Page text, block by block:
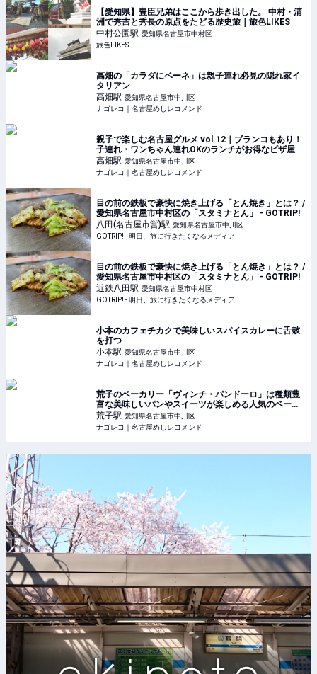
【愛知県】豊臣兄弟はここから歩き出した。 中村・清
洲で秀吉と秀長の原点をたどる歴史旅｜旅色LIKES
中村公園駅 愛知県名古屋市中村区
旅色LIKES
高畑の「カラダにベーネ」は親子連れ必見の隠れ家イ
タリアン
高畑駅 愛知県名古屋市中川区
ナゴレコ｜名古屋めしレコメンド
親子で楽しむ名古屋グルメ vol.12｜ブランコもあり！
子連れ・ワンちゃん連れOKのランチがお得なピザ屋
高畑駅 愛知県名古屋市中川区
ナゴレコ｜名古屋めしレコメンド
目の前の鉄板で豪快に焼き上げる「とん焼き」とは？ /
愛知県名古屋市中村区の「スタミナとん」 - GOTRIP!
八田(名古屋市営)駅 愛知県名古屋市中川区
GOTRIP! - 明日、旅に行きたくなるメディア
目の前の鉄板で豪快に焼き上げる「とん焼き」とは？ /
愛知県名古屋市中村区の「スタミナとん」 - GOTRIP!
近鉄八田駅 愛知県名古屋市中村区
GOTRIP! - 明日、旅に行きたくなるメディア
小本のカフェチカクで美味しいスパイスカレーに舌鼓
を打つ
小本駅 愛知県名古屋市中川区
ナゴレコ｜名古屋めしレコメンド
荒子のベーカリー「ヴィンチ・パンドーロ」は種類豊
富な美味しいパンやスイーツが楽しめる人気のベーカ
リー
荒子駅 愛知県名古屋市中川区
ナゴレコ｜名古屋めしレコメンド